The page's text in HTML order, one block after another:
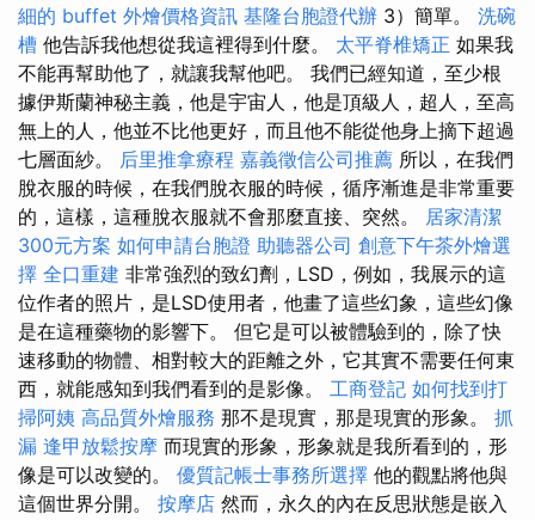
細的 buffet 外燴價格資訊 基隆台胞證代辦 3）簡單。 洗碗
槽 他告訴我他想從我這裡得到什麼。 太平脊椎矯正 如果我
不能再幫助他了，就讓我幫他吧。 我們已經知道，至少根
據伊斯蘭神秘主義，他是宇宙人，他是頂級人，超人，至高
無上的人，他並不比他更好，而且他不能從他身上摘下超過
七層面紗。 后里推拿療程 嘉義徵信公司推薦 所以，在我們
脫衣服的時候，在我們脫衣服的時候，循序漸進是非常重要
的，這樣，這種脫衣服就不會那麼直接、突然。 居家清潔
300元方案 如何申請台胞證 助聽器公司 創意下午茶外燴選
擇 全口重建 非常強烈的致幻劑，LSD，例如，我展示的這
位作者的照片，是LSD使用者，他畫了這些幻象，這些幻像
是在這種藥物的影響下。 但它是可以被體驗到的，除了快
速移動的物體、相對較大的距離之外，它其實不需要任何東
西，就能感知到我們看到的是影像。 工商登記 如何找到打
掃阿姨 高品質外燴服務 那不是現實，那是現實的形象。 抓
漏 逢甲放鬆按摩 而現實的形象，形象就是我所看到的，形
像是可以改變的。 優質記帳士事務所選擇 他的觀點將他與
這個世界分開。 按摩店 然而，永久的內在反思狀態是嵌入